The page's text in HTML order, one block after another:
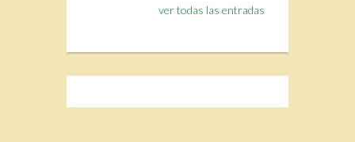
ver todas las entradas